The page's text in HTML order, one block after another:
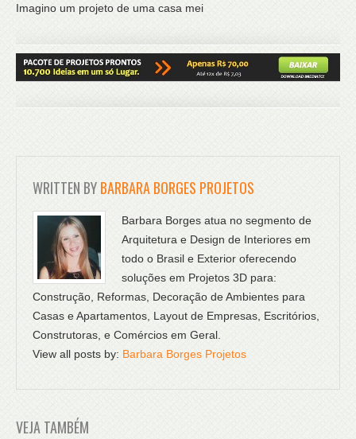
Imagino um projeto de uma casa mei
WRITTEN BYBARBARA BORGES PROJETOS
Barbara Borges atua no segmento de
Arquitetura e Design de Interiores em
todo o Brasil e Exterior oferecendo
soluções em Projetos 3D para:
Construção, Reformas, Decoração de Ambientes para
Casas e Apartamentos, Layout de Empresas, Escritórios,
Construtoras, e Comércios em Geral.
View all posts by: Barbara Borges Projetos
VEJA TAMBÉM